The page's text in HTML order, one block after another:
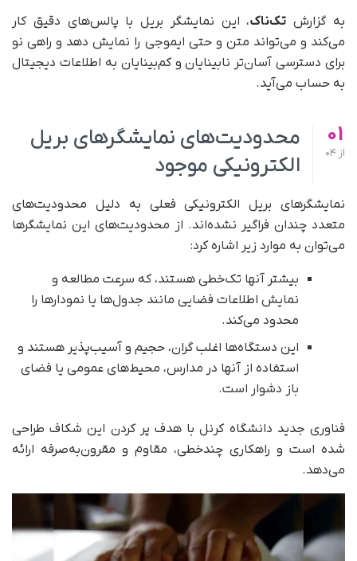
به گزارش تک‌ناک، این نمایشگر بریل با پالس‌های دقیق کار
می‌کند و می‌تواند متن و حتی ایموجی را نمایش دهد و راهی نو
برای دسترسی آسان‌تر نابینایان و کم‌بینایان به اطلاعات دیجیتال
به حساب می‌آید.
01
از
محدودیت‌های نمایشگرهای بریل
الکترونیکی موجود
نمایشگرهای بریل الکترونیکی فعلی به دلیل محدودیت‌های
متعدد چندان فراگیر نشده‌اند. از محدودیت‌های این نمایشگرها
می‌توان به موارد زیر اشاره کرد:
بیشتر آنها تک‌خطی هستند، که سرعت مطالعه و
نمایش اطلاعات فضایی مانند جدول‌ها یا نمودارها را
محدود می‌کند.
این دستگاه‌ها اغلب گران، حجیم و آسیب‌پذیر هستند و
استفاده از آنها در مدارس، محیط‌های عمومی یا فضای
باز دشوار است.
فناوری جدید دانشگاه کرنل با هدف پر کردن این شکاف طراحی
شده است و راهکاری چندخطی، مقاوم و مقرون‌به‌صرفه ارائه
می‌دهد.